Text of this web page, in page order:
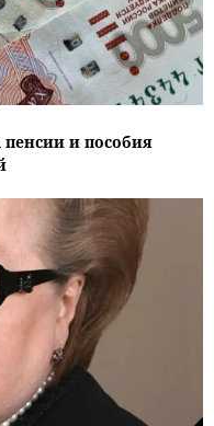
пенсии и пособия